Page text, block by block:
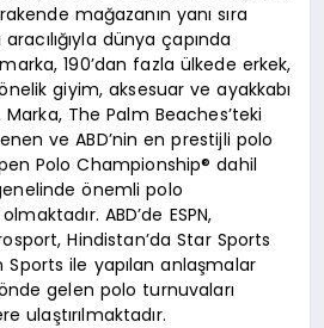
mağazanın yanı sıra
dünya çapında
190’dan fazla ülkede erkek,
giyim, aksesuar ve ayakkabı
The Palm Beaches’teki
ve ABD’nin en prestijli polo
Polo Championship® dahil
önemli polo
ABD’de ESPN,
Hindistan’da Star Sports
Sports ile yapılan anlaşmalar
gelen polo turnuvaları
ulaştırılmaktadır.